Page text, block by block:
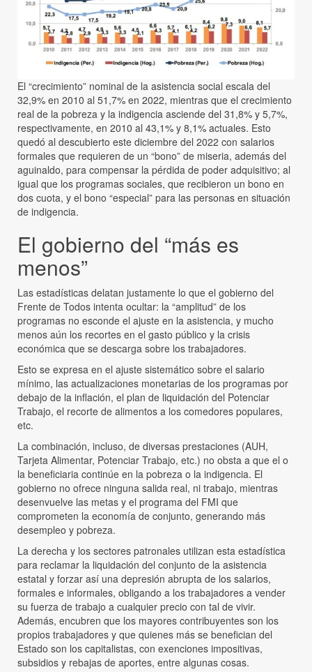
El “crecimiento” nominal de la asistencia social escala del
32,9% en 2010 al 51,7% en 2022, mientras que el crecimiento
real de la pobreza y la indigencia asciende del 31,8% y 5,7%,
respectivamente, en 2010 al 43,1% y 8,1% actuales. Esto
quedó al descubierto este diciembre del 2022 con salarios
formales que requieren de un “bono” de miseria, además del
aguinaldo, para compensar la pérdida de poder adquisitivo; al
igual que los programas sociales, que recibieron un bono en
dos cuota, y el bono “especial” para las personas en situación
de indigencia.
El gobierno del “más es
menos”
Las estadísticas delatan justamente lo que el gobierno del
Frente de Todos intenta ocultar: la “amplitud” de los
programas no esconde el ajuste en la asistencia, y mucho
menos aún los recortes en el gasto público y la crisis
económica que se descarga sobre los trabajadores.
Esto se expresa en el ajuste sistemático sobre el salario
mínimo, las actualizaciones monetarias de los programas por
debajo de la inflación, el plan de liquidación del Potenciar
Trabajo, el recorte de alimentos a los comedores populares,
etc.
La combinación, incluso, de diversas prestaciones (AUH,
Tarjeta Alimentar, Potenciar Trabajo, etc.) no obsta a que el o
la beneficiaria continúe en la pobreza o la indigencia. El
gobierno no ofrece ninguna salida real, ni trabajo, mientras
desenvuelve las metas y el programa del FMI que
comprometen la economía de conjunto, generando más
desempleo y pobreza.
La derecha y los sectores patronales utilizan esta estadística
para reclamar la liquidación del conjunto de la asistencia
estatal y forzar así una depresión abrupta de los salarios,
formales e informales, obligando a los trabajadores a vender
su fuerza de trabajo a cualquier precio con tal de vivir.
Además, encubren que los mayores contribuyentes son los
propios trabajadores y que quienes más se benefician del
Estado son los capitalistas, con exenciones impositivas,
subsidios y rebajas de aportes, entre algunas cosas.